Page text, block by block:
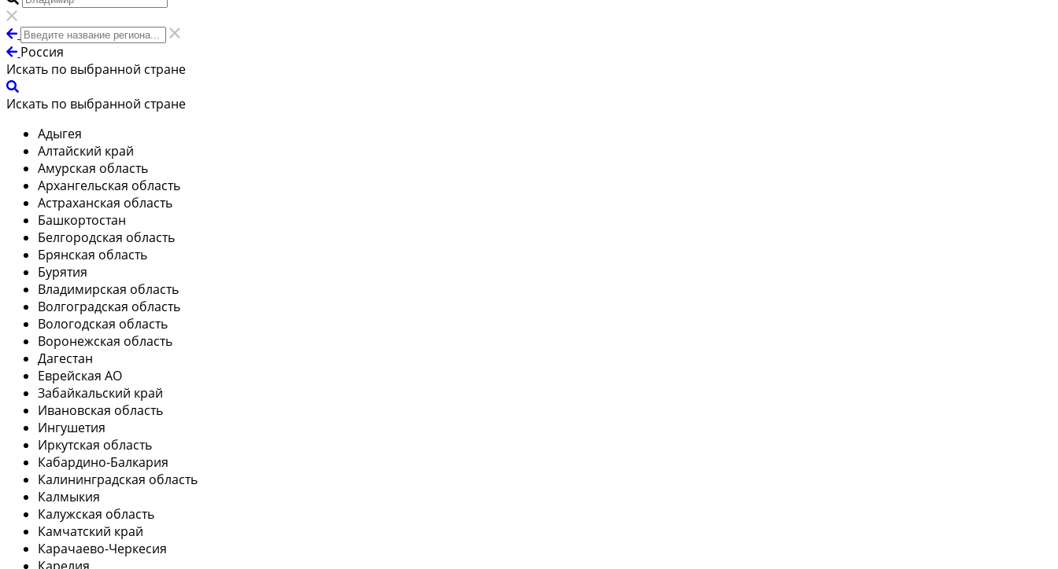
Россия
Искать по выбранной стране
Искать по выбранной стране
Адыгея
Алтайский край
Амурская область
Архангельская область
Астраханская область
Башкортостан
Белгородская область
Брянская область
Бурятия
Владимирская область
Волгоградская область
Вологодская область
Воронежская область
Дагестан
Еврейская АО
Забайкальский край
Ивановская область
Ингушетия
Иркутская область
Кабардино-Балкария
Калининградская область
Калмыкия
Калужская область
Камчатский край
Карачаево-Черкесия